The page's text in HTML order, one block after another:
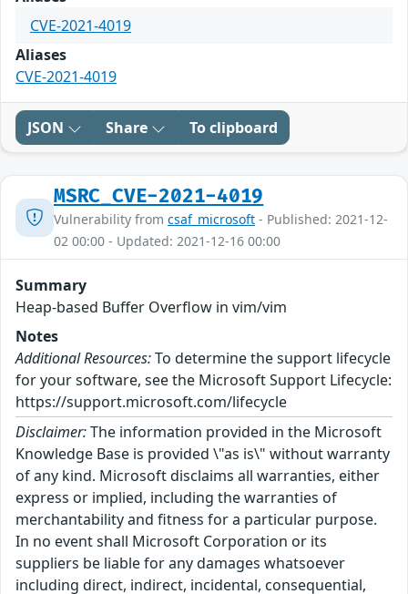
CVE-2021-4019
Aliases
CVE-2021-4019
JSON Share To clipboard
MSRC_CVE-2021-4019
Vulnerability from csaf_microsoft - Published: 2021-12-
02 00:00 - Updated: 2021-12-16 00:00
Summary
Heap-based Buffer Overflow in vim/vim
Notes
Additional Resources:To determine the support lifecycle
for your software, see the Microsoft Support Lifecycle:
https://support.microsoft.com/lifecycle
Disclaimer:The information provided in the Microsoft
Knowledge Base is provided \"as is\" without warranty
of any kind. Microsoft disclaims all warranties, either
express or implied, including the warranties of
merchantability and fitness for a particular purpose.
In no event shall Microsoft Corporation or its
suppliers be liable for any damages whatsoever
including direct, indirect, incidental, consequential,